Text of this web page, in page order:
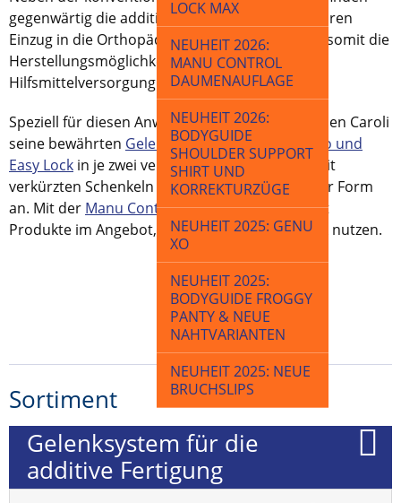
LOCK MAX
NEUHEIT 2026:
MANU CONTROL
DAUMENAUFLAGE
NEUHEIT 2026:
BODYGUIDE
SHOULDER SUPPORT
SHIRT UND
KORREKTURZÜGE
NEUHEIT 2025: GENU
XO
NEUHEIT 2025:
BODYGUIDE FROGGY
PANTY & NEUE
NAHTVARIANTEN
NEUHEIT 2025: NEUE
BRUCHSLIPS
gegenwärtig die additiv gedruckten Orthesen ihren
Einzug in die Orthopädietechnik und erweitern somit die
Herstellungsmöglichkeiten einer individuellen
Hilfsmittelversorgung.
Speziell für diesen Anwendungszweck bietet Ihnen Caroli
seine bewährten Gelenksysteme Dyna, Dyna Go und
Easy Lock in je zwei verschiedenen Varianten mit
verkürzten Schenkeln und 3D-Druck-optimierter Form
an. Mit der Manu Controlhaben wir auch selbst
Produkte im Angebot, die die 3D-Druck-Technik nutzen.
Sortiment
Gelenksystem für die
additive Fertigung